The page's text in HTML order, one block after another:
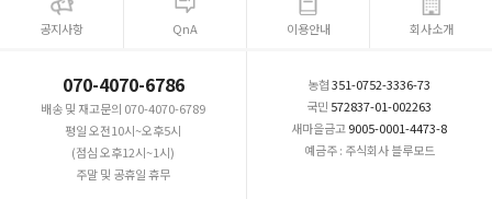
공지사항 QnA 이용안내 회사소개
070-4070-6786
배송 및 재고문의 070-4070-6789
평일 오전10시~오후5시
(점심 오후12시~1시)
주말 및 공휴일 휴무
농협351-0752-3336-73
국민 572837-01-002263
새마을금고9005-0001-4473-8
예금주 : 주식회사 블루모드